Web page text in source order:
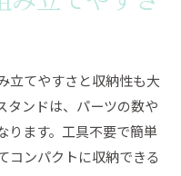
立てやすさと収納性も大
タンドは、パーツの数や
ります。工具不要で簡単
コンパクトに収納できる